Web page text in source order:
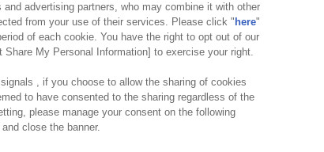
ご提供について カスタマーハラスメント対応方針
advertising partners, who may combine it with other
from your use of their services. Please click " here"
of each cookie. You have the right to opt out of our
My Personal Information] to exercise your right.
, if you choose to allow the sharing of cookies
to have consented to the sharing regardless of the
please manage your consent on the following
close the banner.